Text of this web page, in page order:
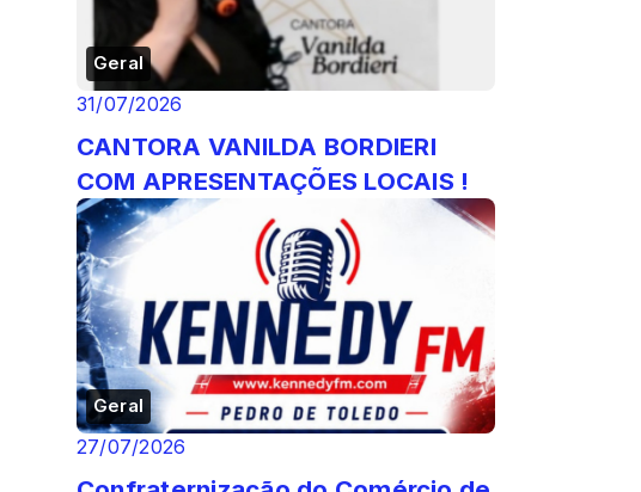
Geral
31/07/2026
CANTORA VANILDA BORDIERI
COM APRESENTAÇÕES LOCAIS !
Geral
27/07/2026